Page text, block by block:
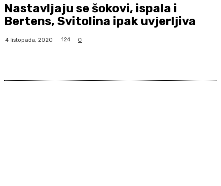
Nastavljaju se šokovi, ispala i
Bertens, Svitolina ipak uvjerljiva
4 listopada, 2020 124 0